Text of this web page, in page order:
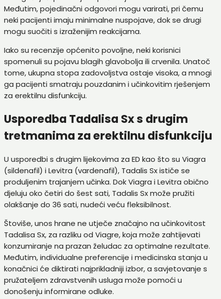
Međutim, pojedinačni odgovori mogu varirati, pri čemu
neki pacijenti imaju minimalne nuspojave, dok se drugi
mogu suočiti s izraženijim reakcijama.
Iako su recenzije općenito povoljne, neki korisnici
spomenuli su pojavu blagih glavobolja ili crvenila. Unatoč
tome, ukupna stopa zadovoljstva ostaje visoka, a mnogi
ga pacijenti smatraju pouzdanim i učinkovitim rješenjem
za erektilnu disfunkciju.
Usporedba Tadalisa Sx s drugim
tretmanima za erektilnu disfunkciju
U usporedbi s drugim lijekovima za ED kao što su Viagra
(sildenafil) i Levitra (vardenafil), Tadalis Sx ističe se
produljenim trajanjem učinka. Dok Viagra i Levitra obično
djeluju oko četiri do šest sati, Tadalis Sx može pružiti
olakšanje do 36 sati, nudeći veću fleksibilnost.
Štoviše, unos hrane ne utječe značajno na učinkovitost
Tadalisa Sx, za razliku od Viagre, koja može zahtijevati
konzumiranje na prazan želudac za optimalne rezultate.
Međutim, individualne preferencije i medicinska stanja u
konačnici će diktirati najprikladniji izbor, a savjetovanje s
pružateljem zdravstvenih usluga može pomoći u
donošenju informirane odluke.